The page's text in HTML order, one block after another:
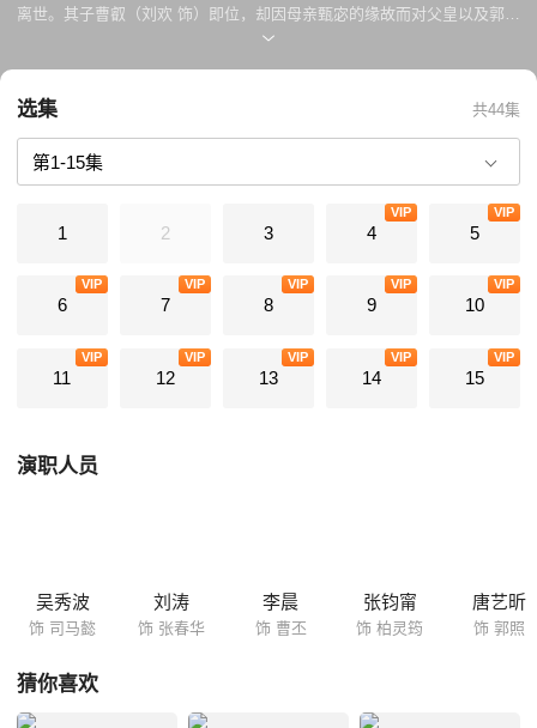
离世。其子曹叡（刘欢 饰）即位，却因母亲甄宓的缘故而对父皇以及郭太
后心存怨恨。朝廷之上，作为托孤重臣的曹真、曹休极力排挤奉诏回都的
北伐大业。在这一过程中，惯于隐忍的司马懿蓄势发力，逐渐在庙堂之争
中占据主动，两个儿子司马师（肖顺尧 饰）和司马昭（檀健次 饰）更成
为他完全信赖的左膀右臂。他耗走了魏明帝，耗走了诸葛亮，渴望从别人
手中的刀变成执刀之人，却似乎始终没能逃脱命运的追赶。 白发苍苍的古
稀之年，司马懿是否意识到自己早离当年的初衷相去甚远……
选集 共44集
1 2 3 4
VIP
5
VIP
6
VIP
7
VIP
8
VIP
9
VIP
10
VIP
11
VIP
12
VIP
13
VIP
14
VIP
15
VIP
演职人员
吴秀波
饰 司马懿
刘涛
饰 张春华
李晨
饰 曹丕
张钧甯
饰 柏灵筠
唐艺昕
饰 郭照
猜你喜欢